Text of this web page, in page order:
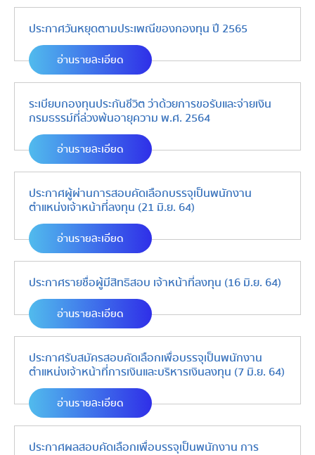
ประกาศวันหยุดตามประเพณีของกองทุน ปี 2565
อ่านรายละเอียด
ระเบียบกองทุนประกันชีวิต ว่าด้วยการขอรับและจ่ายเงิน
กรมธรรม์ที่ล่วงพ้นอายุความ พ.ศ. 2564
อ่านรายละเอียด
ประกาศผู้ผ่านการสอบคัดเลือกบรรจุเป็นพนักงาน
ตำแหน่งเจ้าหน้าที่ลงทุน (21 มิ.ย. 64)
อ่านรายละเอียด
ประกาศรายชื่อผู้มีสิทธิสอบ เจ้าหน้าที่ลงทุน (16 มิ.ย. 64)
อ่านรายละเอียด
ประกาศรับสมัครสอบคัดเลือกเพื่อบรรจุเป็นพนักงาน
ตำแหน่งเจ้าหน้าที่การเงินและบริหารเงินลงทุน (7 มิ.ย. 64)
อ่านรายละเอียด
ประกาศผลสอบคัดเลือกเพื่อบรรจุเป็นพนักงาน การ